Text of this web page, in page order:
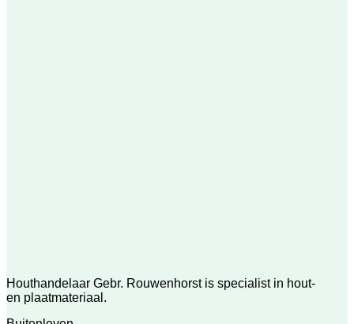
Houthandelaar Gebr. Rouwenhorst is specialist in hout-
en plaatmateriaal.